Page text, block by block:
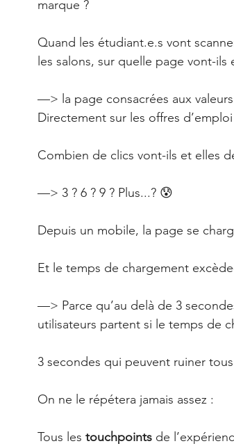
marque ?
Quand les étudiant.e.s vont
les salons, sur quelle page vont-ils
—> la page consacrées aux
Directement sur les offres
Combien de clics vont-ils et elles
—> 3 ? 6 ? 9 ? Plus...? 😰
Depuis un mobile, la page se
Et le temps de chargement
—> Parce qu’au delà de 3
utilisateurs partent si le temps de
3 secondes qui peuvent ruiner
On ne le répétera jamais assez :
Tous les touchpoints de